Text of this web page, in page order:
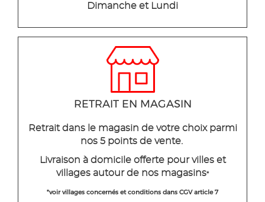
Dimanche et Lundi
RETRAIT EN MAGASIN
Retrait dans le magasin de votre choix parmi
nos 5 points de vente.
Livraison à domicile offerte pour villes et
villages autour de nos magasins*
*voir villages concernés et conditions dans CGV article 7